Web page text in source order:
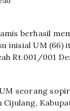
berhasil
inisial UM
Rt.001/001
seorang